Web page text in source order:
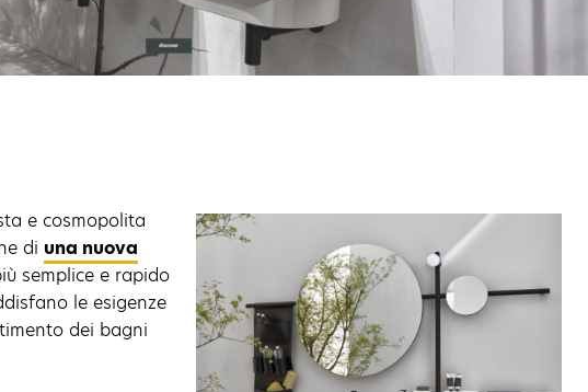
e cosmopolita
di una nuova
semplice e rapido
le esigenze
dei bagni